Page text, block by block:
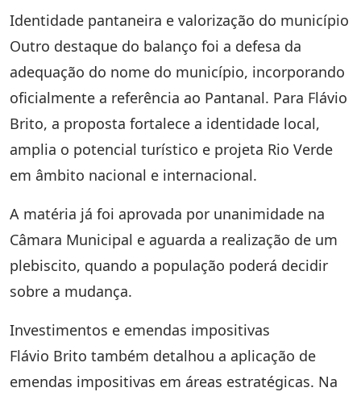
Identidade pantaneira e valorização do município
Outro destaque do balanço foi a defesa da
adequação do nome do município, incorporando
oficialmente a referência ao Pantanal. Para Flávio
Brito, a proposta fortalece a identidade local,
amplia o potencial turístico e projeta Rio Verde
em âmbito nacional e internacional.
A matéria já foi aprovada por unanimidade na
Câmara Municipal e aguarda a realização de um
plebiscito, quando a população poderá decidir
sobre a mudança.
Investimentos e emendas impositivas
Flávio Brito também detalhou a aplicação de
emendas impositivas em áreas estratégicas. Na